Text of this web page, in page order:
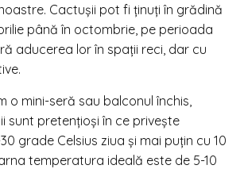
Cactușii pot fi ținuți în grădină
până în octombrie, pe perioada
aducerea lor în spații reci, dar cu
o mini-seră sau balconul închis,
sunt pretențioși în ce privește
grade Celsius ziua și mai puțin cu 10
temperatura ideală este de 5-10